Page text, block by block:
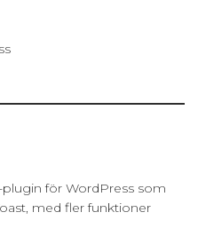
plugin för WordPress som
med fler funktioner